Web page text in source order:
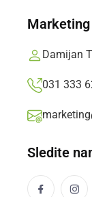
Marketing
Damijan
031 333
Sledite